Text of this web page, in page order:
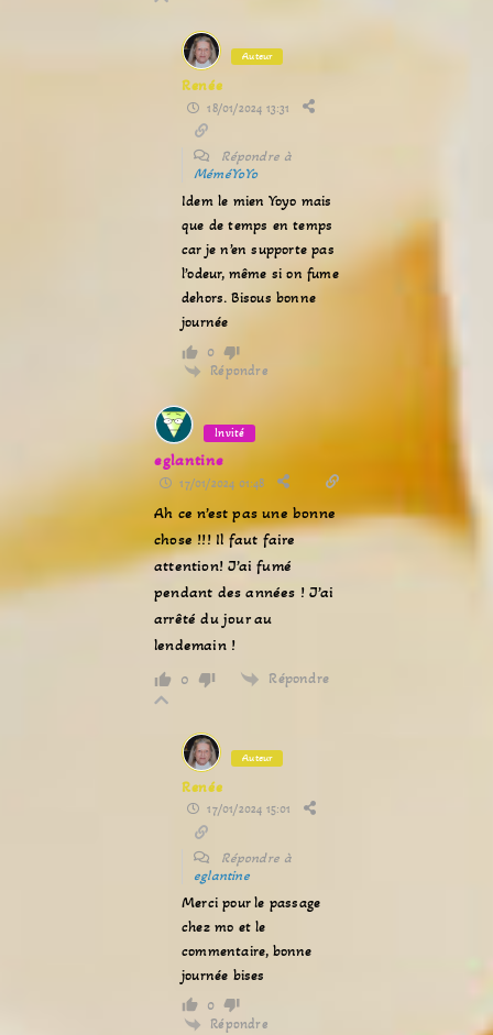
Auteur
Renée
18/01/2024 13:31
Répondre à
MéméYoYo
Idem le mien Yoyo mais
que de temps en temps
car je n’en supporte pas
l’odeur, même si on fume
dehors. Bisous bonne
journée
0
Répondre
Invité
eglantine
17/01/2024 01:48
Ah ce n’est pas une bonne
chose !!! Il faut faire
attention! J’ai fumé
pendant des années ! J’ai
arrêté du jour au
lendemain !
0 Répondre
Auteur
Renée
17/01/2024 15:01
Répondre à
eglantine
Merci pour le passage
chez mo et le
commentaire, bonne
journée bises
0
Répondre